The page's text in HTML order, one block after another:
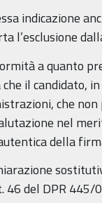
indicazione
l’esclusione
a quanto
che il candidato,
che
nel
della
46 del DPR 445/